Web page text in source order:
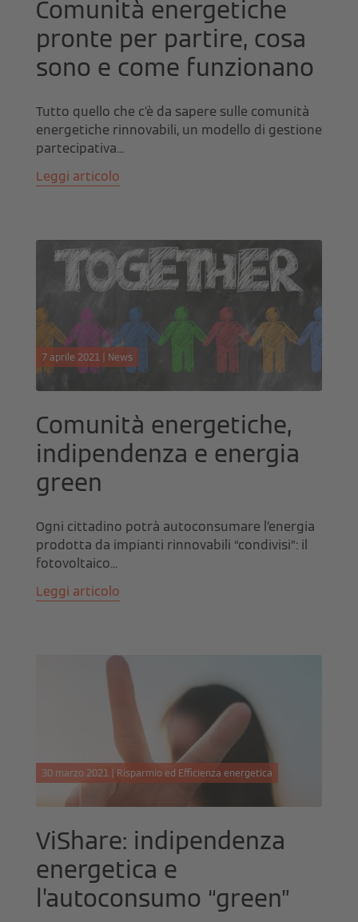
Comunità energetiche
pronte per partire, cosa
sono e come funzionano
Tutto quello che c’è da sapere sulle comunità
energetiche rinnovabili, un modello di gestione
partecipativa...
Leggi articolo
7 aprile 2021 | News
Comunità energetiche,
indipendenza e energia
green
Ogni cittadino potrà autoconsumare l’energia
prodotta da impianti rinnovabili “condivisi”: il
fotovoltaico...
Leggi articolo
30 marzo 2021 | Risparmio ed Efficienza energetica
ViShare: indipendenza
energetica e
l’autoconsumo “green”